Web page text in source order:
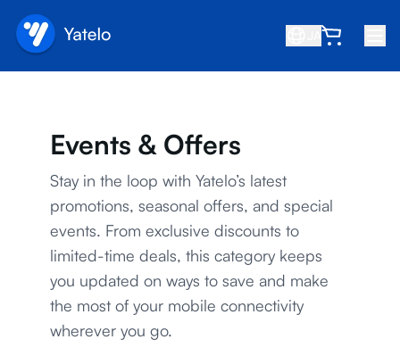
会社概要
収益を得る
友達を紹介
アフィリエイトになる
ヘルプセンター
よくある質問
Events & Offers
Stay in the loop with Yatelo’s latest
promotions, seasonal offers, and special
events. From exclusive discounts to
limited-time deals, this category keeps
you updated on ways to save and make
the most of your mobile connectivity
wherever you go.